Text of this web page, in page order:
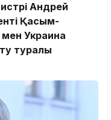
Андрей
Қасым-
Украина
туралы